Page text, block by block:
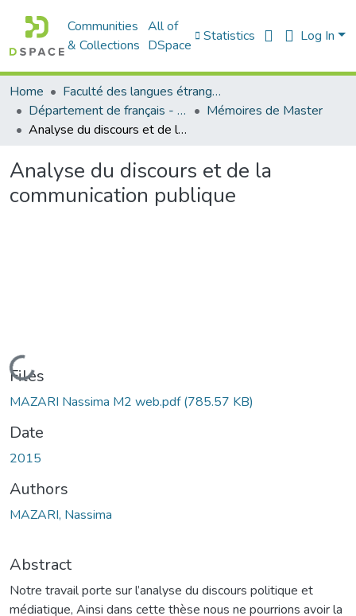
Communities
& Collections
All of
DSpace
Statistics Log In
Home
Faculté des langues étrangères
Département de français - قسم اللغة الفرنسية
Mémoires de Master
Analyse du discours et de la communication publique
Analyse du discours et de la
communication publique
Loading...
Files
MAZARI Nassima M2 web.pdf(785.57 KB)
Date
2015
Authors
MAZARI, Nassima
Abstract
Notre travail porte sur l’analyse du discours politique et
médiatique, Ainsi dans cette thèse nous ne pourrions avoir la